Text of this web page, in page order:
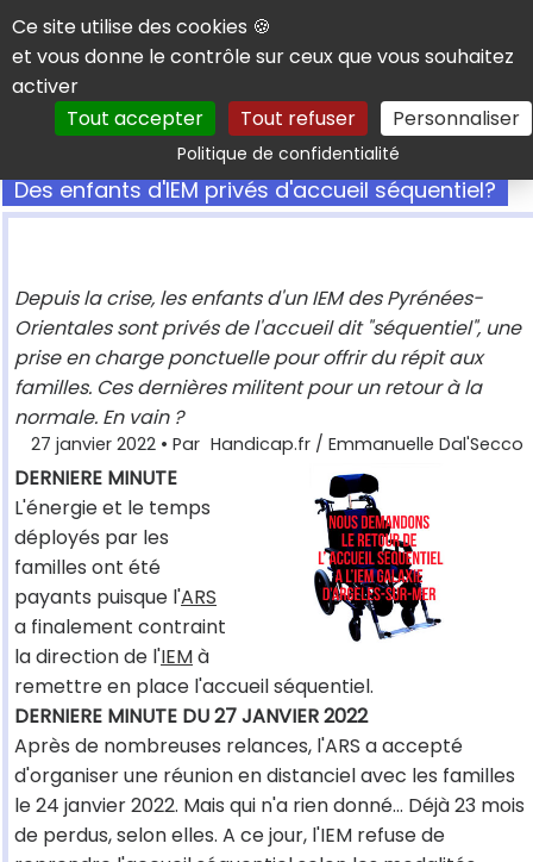
Panneau de gestion des cookies
Ce site utilise des cookies 🍪
et vous donne le contrôle sur ceux que vous souhaitez
activer
Tout accepter
Tout refuser Personnaliser
Politique de confidentialitéRechercher
Des enfants d'IEM privés d'accueil séquentiel?
Depuis la crise, les enfants d'un IEM des Pyrénées-
Orientales sont privés de l'accueil dit "séquentiel", une
prise en charge ponctuelle pour offrir du répit aux
familles. Ces dernières militent pour un retour à la
normale. En vain ?
27 janvier 2022 • Par Handicap.fr / Emmanuelle Dal'Secco
DERNIERE MINUTE
L'énergie et le temps
déployés par les
familles ont été
payants puisque l'ARS
a finalement contraint
la direction de l'IEMà
remettre en place l'accueil séquentiel.
DERNIERE MINUTE DU 27 JANVIER 2022
Après de nombreuses relances, l'ARS a accepté
d'organiser une réunion en distanciel avec les familles
le 24 janvier 2022. Mais qui n'a rien donné... Déjà 23 mois
de perdus, selon elles. A ce jour, l'IEM refuse de